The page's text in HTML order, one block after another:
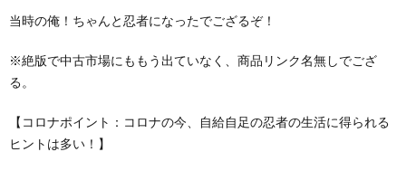
当時の俺！ちゃんと忍者になったでござるぞ！
※絶版で中古市場にももう出ていなく、商品リンク名無しでござ
る。
【コロナポイント：コロナの今、自給自足の忍者の生活に得られる
ヒントは多い！】